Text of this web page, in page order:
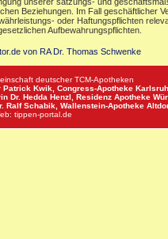
Beziehungen. Im Fall geschäftlicher
oder Haftungspflichten
Aufbewahrungspflichten.
von RA Dr. Thomas Schwenke
deutscher TCM-Apotheken
Patrick Kwik, Congress-Apotheke
Dr. Hedda Henzl, Residenz Apotheke
Ralf Schabik, Wallenstein-Apotheke
tippen-portal.de